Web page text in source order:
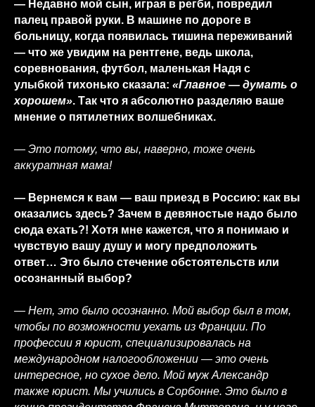
— Недавно мой сын, играя в регби, повредил
палец правой руки. В машине по дороге в
больницу, когда появилась тишина переживаний
— что же увидим на рентгене, ведь школа,
соревнования, футбол, маленькая Надя с
улыбкой тихонько сказала: «Главное — думать о
хорошем». Так что я абсолютно разделяю ваше
мнение о пятилетних волшебниках.
— Это потому, что вы, наверно, тоже очень
аккуратная мама!
— Вернемся к вам — ваш приезд в Россию: как вы
оказались здесь? Зачем в девяностые надо было
сюда ехать?! Хотя мне кажется, что я понимаю и
чувствую вашу душу и могу предположить
ответ… Это было стечение обстоятельств или
осознанный выбор?
— Нет, это было осознанно. Мой выбор был в том,
чтобы по возможности уехать из Франции. По
профессии я юрист, специализировалась на
международном налогообложении — это очень
интересное, но сухое дело. Мой муж Александр
также юрист. Мы учились в Сорбонне. Это было в